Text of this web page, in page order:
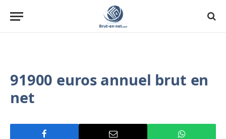
91900 euros annuel brut en
net